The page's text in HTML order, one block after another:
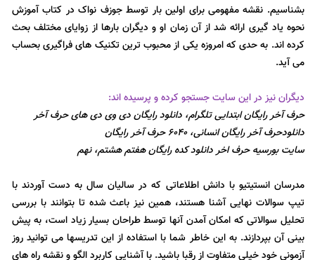
بشناسیم. نقشه مفهومی برای اولین بار توسط جوزف نواک در کتاب آموزش
نحوه یاد گیری ارائه شد از آن زمان او و دیگران بارها از زوایای مختلف بحث
کرده اند. به حدی که امروزه یکی از محبوب ترین تکنیک های فراگیری بحساب
می آید.
دیگران نیز در این سایت جستجو کرده و پرسیده اند:
حرف آخر رایگان ابتدایی تلگرام، دانلود رایگان دی وی دی های حرف آخر
دانلودحرف آخر رایگان انسانی، 6040 حرف آخر رایگان
سایت بورسیه حرف اخر دانلود کده رایگان هفتم هشتم، نهم
مدرسان انستیتیو با دانش اطلاعاتی که در سالیان سال به دست آوردند با
تیپ سوالات نهایی آشنا هستند، همین نیز باعث شده تا بتوانند با بررسی
تحلیل سوالاتی که امکان آمدن آنها توسط طراحان بسیار زیاد است، به پیش
بینی آن بپردازند. به این خاطر شما با استفاده از این تدریسها می توانید روز
آزمونی خود خیلی متفاوت از رقبا باشید. با آشنایی کاربرد الگو و نقشه راه های